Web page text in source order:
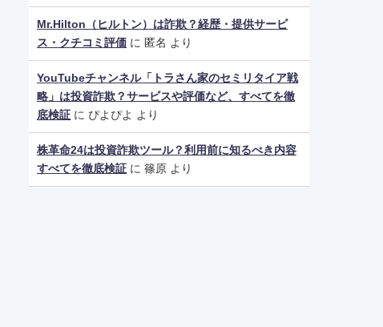
Mr.Hilton（ヒルトン）は詐欺？経歴・提供サービ
ス・クチコミ評価 に 匿名 より
YouTubeチャンネル「トラさん家のセミリタイア戦
略」は投資詐欺？サービスや評価など、すべてを徹
底検証 に ぴよぴよ より
株革命24は投資詐欺ツール？利用前に知るべき内容
すべてを徹底検証 に 篠原 より